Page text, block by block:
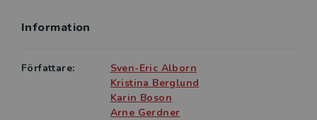
studenter som utbildar sig till exempelvis
beteendevetare.
Information
Författare:
Sven-Eric Alborn
Kristina Berglund
Karin Boson
Arne Gerdner